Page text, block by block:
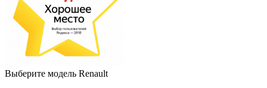
Выберите модель Renault